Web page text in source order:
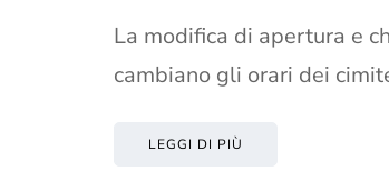
La modifica di apertura e
cambiano gli orari dei
LEGGI DI PIÙ